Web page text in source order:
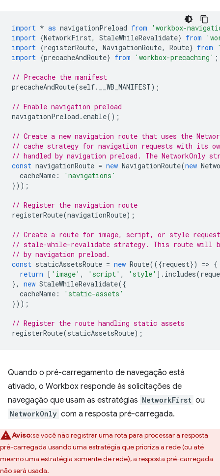
import * as navigationPreload from
'workbox-
import {NetworkFirst, StaleWhileRevalidate} from
import {registerRoute, NavigationRoute, Route} from
import {precacheAndRoute} from 'workbox-precaching' ;
// Precache the manifest
precacheAndRoute(self. __WB_MANIFEST);
// Enable navigation preload
navigationPreload . enable();
// Create a new navigation route that uses the
// cache strategy for navigation requests with its
// handled by navigation preload. The NetworkOnly
const navigationRoute = new NavigationRoute(new
cacheName :
'navigations'
}));
// Register the navigation route
registerRoute(navigationRoute);
// Create a route for image, script, or style
// stale-while-revalidate strategy. This route will
// by navigation preload.
const staticAssetsRoute = new Route(({request}) => {
return
[ 'image' , 'script' , 'style' ]. includes(
},
new StaleWhileRevalidate({
cacheName :
'static-assets'
}));
// Register the route handling static assets
registerRoute(staticAssetsRoute);
Quando o pré-carregamento de navegação está
ativado, o Workbox responde às solicitações de
navegação que usam as estratégias NetworkFirst ou
NetworkOnly com a resposta pré-carregada.
Aviso:se você não registrar uma rota para processar a resposta
pré-carregada usando uma estratégia que prioriza a rede (ou até
mesmo uma estratégia somente de rede), a resposta pré-carregada
não será usada.